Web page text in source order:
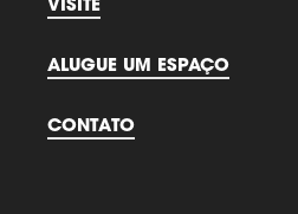
ALUGUE UM ESPAÇO
CONTATO